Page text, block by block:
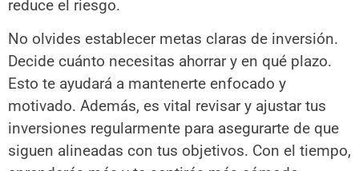
reduce el riesgo.
No olvides establecer metas claras de inversión.
Decide cuánto necesitas ahorrar y en qué plazo.
Esto te ayudará a mantenerte enfocado y
motivado. Además, es vital revisar y ajustar tus
inversiones regularmente para asegurarte de que
siguen alineadas con tus objetivos. Con el tiempo,